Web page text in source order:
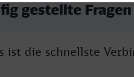
gestellte Fragen
ist die schnellste